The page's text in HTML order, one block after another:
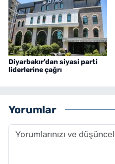
Diyarbakır’dan siyasi parti
liderlerine çağrı
Yorumlar